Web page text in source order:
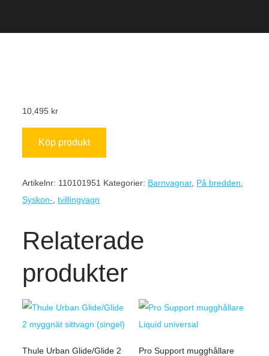
10,495 kr
Köp produkt
Artikelnr: 110101951 Kategorier: Barnvagnar, På bredden
Syskon- ,tvillingvagn
Relaterade
produkter
Thule Urban Glide/Glide 2
Pro Support mugghållare